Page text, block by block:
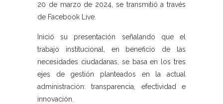
20 de marzo de 2024, se transmitió a través
de Facebook Live.
Inició su presentación señalando que el
trabajo institucional, en beneficio de las
necesidades ciudadanas, se basa en los tres
ejes de gestión planteados en la actual
administración: transparencia, efectividad e
innovación.